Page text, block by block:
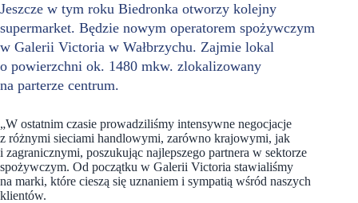
Jeszcze w tym roku Biedronka otworzy kolejny
supermarket. Będzie nowym operatorem spożywczym
w Galerii Victoria w Wałbrzychu. Zajmie lokal
o powierzchni ok. 1480 mkw. zlokalizowany
na parterze centrum.
„W ostatnim czasie prowadziliśmy intensywne negocjacje
z różnymi sieciami handlowymi, zarówno krajowymi, jak
i zagranicznymi, poszukując najlepszego partnera w sektorze
spożywczym. Od początku w Galerii Victoria stawialiśmy
na marki, które cieszą się uznaniem i sympatią wśród naszych
klientów.